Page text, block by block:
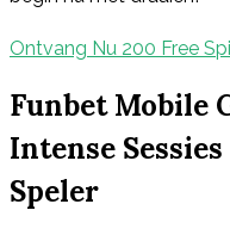
Ontvang Nu 200 Free
Funbet Mobile
Intense Sessies
Speler